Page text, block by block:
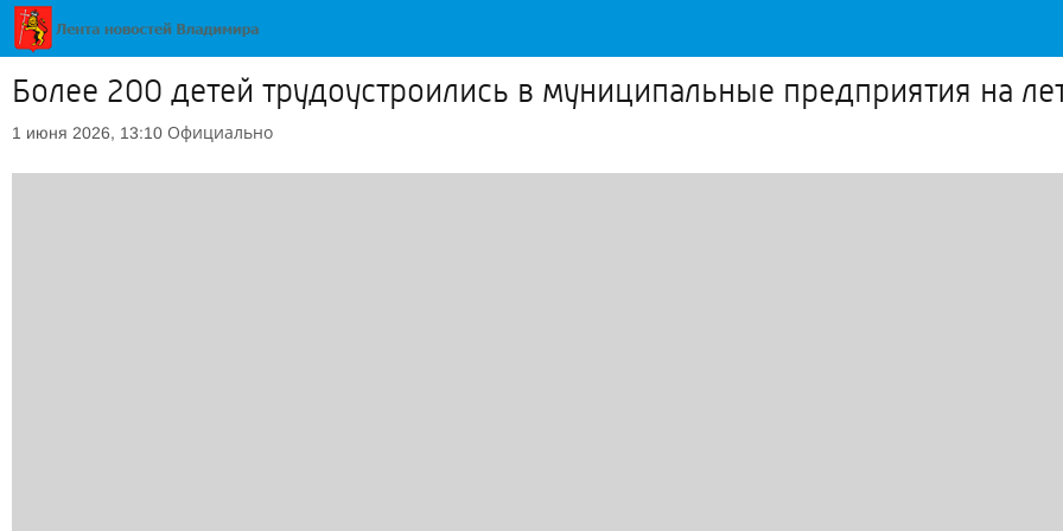
Более 200 детей трудоустроились в муниципальные предприятия на
1 июня 2026, 13:10 Официально